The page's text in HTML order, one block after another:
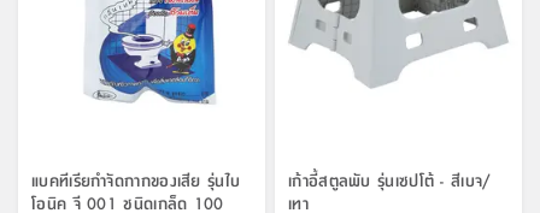
แบคทีเรียกำจัดกากของเสีย รุ่นไบ
โอนิค จี 001 ชนิดเกล็ด 100
เก้าอี้สตูลพับ รุ่นเซปโต้ - สีเบจ/
เทา